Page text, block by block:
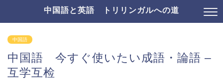
中国語と英語 トリリンガルへの道
中国語
中国語 今すぐ使いたい成語・論語 –
互学互检